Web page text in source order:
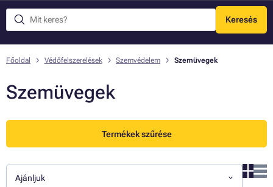
Keresés
Menü
Főoldal Védőfelszerelések Szemvédelem Szemüvegek
Szemüvegek
Termékek szűrése
Ajánljuk